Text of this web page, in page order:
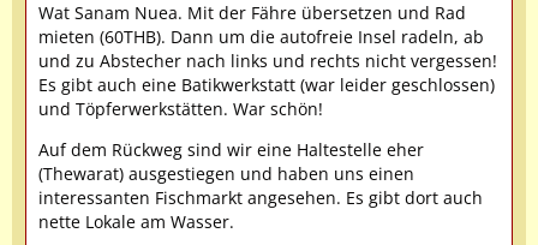
Wat Sanam Nuea. Mit der Fähre übersetzen und Rad
mieten (60THB). Dann um die autofreie Insel radeln, ab
und zu Abstecher nach links und rechts nicht vergessen!
Es gibt auch eine Batikwerkstatt (war leider geschlossen)
und Töpferwerkstätten. War schön!
Auf dem Rückweg sind wir eine Haltestelle eher
(Thewarat) ausgestiegen und haben uns einen
interessanten Fischmarkt angesehen. Es gibt dort auch
nette Lokale am Wasser.